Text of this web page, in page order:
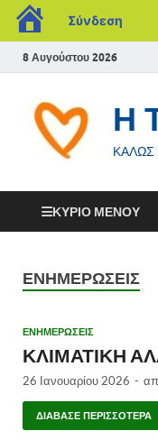
Σύνδεση
8 Αυγούστου 2026
Η
ΚΑΛΩΣ
ΚΎΡΙΟ ΜΕΝΟΎ
ΕΝΗΜΕΡΩΣΕΙΣ
ΕΝΗΜΕΡΩΣΕΙΣ
ΚΛΙΜΑΤΙΚΗ
26 Ιανουαρίου 2026 -
ΔΙΆΒΑΣΕ ΠΕΡΙΣΣΌΤΕΡΑ